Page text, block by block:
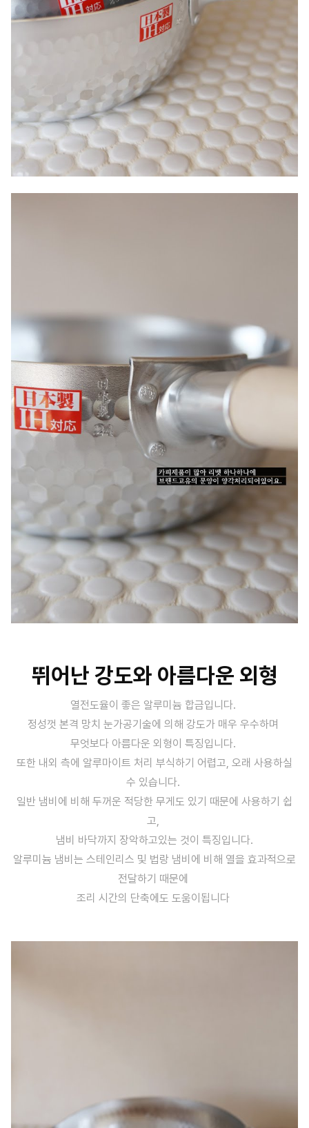
뛰어난 강도와 아름다운 외형
열전도율이 좋은 알루미늄 합금입니다.
정성껏 본격 망치 눈가공기술에 의해 강도가 매우 우수하며
무엇보다 아름다운 외형이 특징입니다.
또한 내외 측에 알루마이트 처리 부식하기 어렵고, 오래 사용하실
수 있습니다.
일반 냄비에 비해 두꺼운 적당한 무게도 있기 때문에 사용하기 쉽
고,
냄비 바닥까지 장악하고있는 것이 특징입니다.
알루미늄 냄비는 스테인리스 및 법랑 냄비에 비해 열을 효과적으로
전달하기 때문에
조리 시간의 단축에도 도움이됩니다